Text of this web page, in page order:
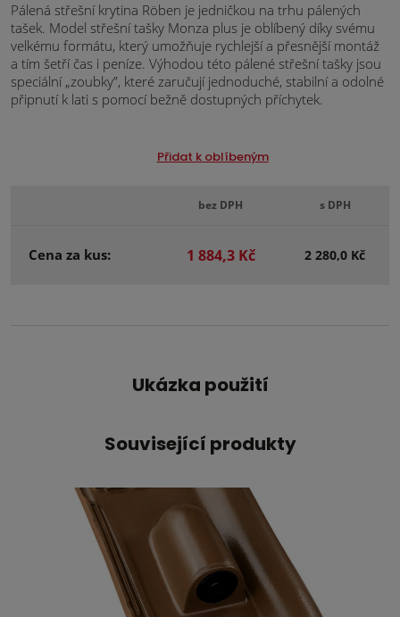
Pálená střešní krytina Röben je jedničkou na trhu pálených
tašek. Model střešní tašky Monza plus je oblíbený díky svému
velkému formátu, který umožňuje rychlejší a přesnější montáž
a tím šetří čas i peníze. Výhodou této pálené střešní tašky jsou
speciální „zoubky”, které zaručují jednoduché, stabilní a odolné
připnutí k lati s pomocí bežně dostupných příchytek.
Přidat k oblíbeným
bez DPH s DPH
Cena za kus: 1 884,3 Kč 2 280,0 Kč
Ukázka použití
Související produkty